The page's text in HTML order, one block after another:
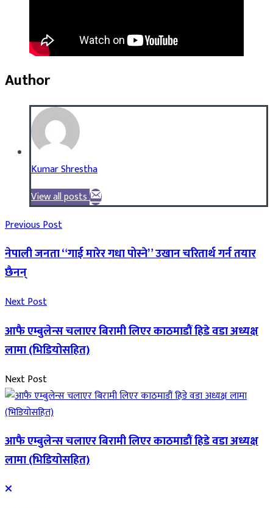
Author
Kumar Shrestha
View all posts
Previous Post
नेपाली जनता “गाई मारेर गधा पोस्ने” उखान चरितार्थ गर्न तयार
छैनन्
Next Post
आफै एम्बुलेन्स चलाएर बिरामी लिएर काठमाडौं हिडे वडा अध्यक्ष
लामा (भिडियोसहित)
Next Post
आफै एम्बुलेन्स चलाएर बिरामी लिएर काठमाडौं हिडे वडा अध्यक्ष
लामा (भिडियोसहित)